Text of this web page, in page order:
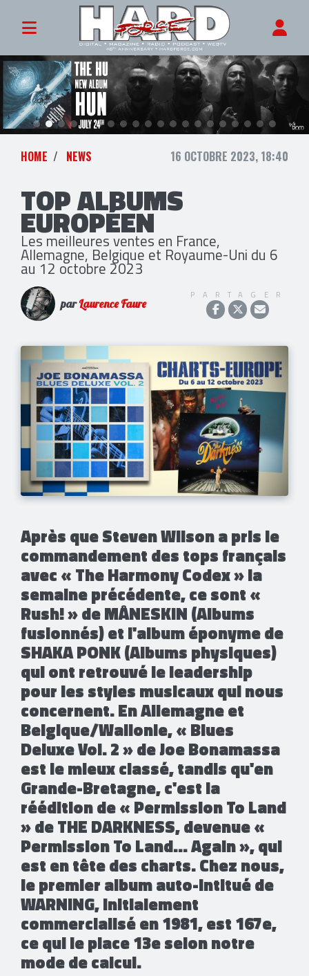
HOME NEWS 16 OCTOBRE 2023, 18:40
TOP ALBUMS
EUROPÉEN
Les meilleures ventes en France,
Allemagne, Belgique et Royaume-Uni du 6
au 12 octobre 2023
parLaurence Faure
PARTAGER
​Après que Steven Wilson a pris le
commandement des tops français
avec « The Harmony Codex » la
semaine précédente, ce sont «
Rush! » de MÅNESKIN (Albums
fusionnés) et l'album éponyme de
SHAKA PONK (Albums physiques)
qui ont retrouvé le leadership
pour les styles musicaux qui nous
concernent. En Allemagne et
Belgique/Wallonie, « Blues
Deluxe Vol. 2 » de Joe Bonamassa
est le mieux classé, tandis qu'en
Grande-Bretagne, c'est la
réédition de « Permission To Land
» de THE DARKNESS, devenue «
Permission To Land… Again », qui
est en tête des charts. Chez nous,
le premier album auto-intitué de
WARNING, initialement
commercialisé en 1981, est 167e,
ce qui le place 13e selon notre
mode de calcul.